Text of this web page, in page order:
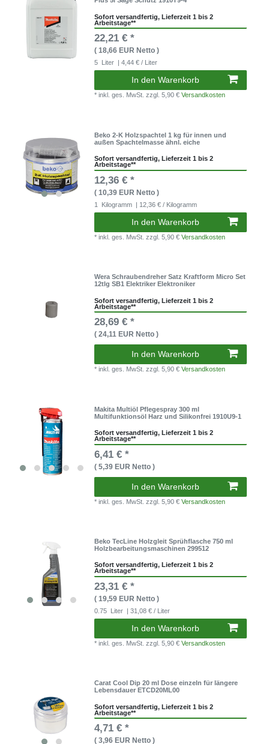
Sofort versandfertig, Lieferzeit 1 bis 2
Arbeitstage**
22,21 € *
( 18,66 EUR Netto )
5 Liter | 4,44 € / Liter
In den Warenkorb
* inkl. ges. MwSt.zzgl. 5,90 €Versandkosten
Beko 2-K Holzspachtel 1 kg für innen und
außen Spachtelmasse ähnl. eiche
Sofort versandfertig, Lieferzeit 1 bis 2
Arbeitstage**
12,36 € *
( 10,39 EUR Netto )
1 Kilogramm | 12,36 € / Kilogramm
In den Warenkorb
* inkl. ges. MwSt.zzgl. 5,90 €Versandkosten
Wera Schraubendreher Satz Kraftform Micro Set
12tlg SB1 Elektriker Elektroniker
Sofort versandfertig, Lieferzeit 1 bis 2
Arbeitstage**
28,69 € *
( 24,11 EUR Netto )
In den Warenkorb
* inkl. ges. MwSt.zzgl. 5,90 €Versandkosten
Makita Multiöl Pflegespray 300 ml
Multifunktionsöl Harz und Silikonfrei 1910U9-1
Sofort versandfertig, Lieferzeit 1 bis 2
Arbeitstage**
6,41 € *
( 5,39 EUR Netto )
In den Warenkorb
* inkl. ges. MwSt.zzgl. 5,90 €Versandkosten
Beko TecLine Holzgleit Sprühflasche 750 ml
Holzbearbeitungsmaschinen 299512
Sofort versandfertig, Lieferzeit 1 bis 2
Arbeitstage**
23,31 € *
( 19,59 EUR Netto )
0.75 Liter | 31,08 € / Liter
In den Warenkorb
* inkl. ges. MwSt.zzgl. 5,90 €Versandkosten
Carat Cool Dip 20 ml Dose einzeln für längere
Lebensdauer ETCD20ML00
Sofort versandfertig, Lieferzeit 1 bis 2
Arbeitstage**
4,71 € *
( 3,96 EUR Netto )